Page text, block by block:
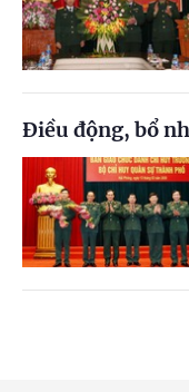
Điều động, bổ